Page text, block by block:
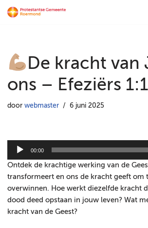
inhoudDe kracht van
ons – Efeziërs
door webmaster 6 juni 2025
d
i
o
s
p
00:00
Ontdek de krachtige werking van de
transformeert en ons de kracht geeft om
overwinnen. Hoe werkt diezelfde kracht
dood deed opstaan in jouw leven? Wat
kracht van de Geest?